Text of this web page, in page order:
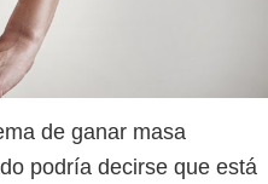
de ganar masa
podría decirse que está